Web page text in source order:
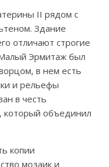
II рядом с
Здание
отличают строгие
Эрмитаж был
в нем есть
и рельефы
в честь
который объединил
копии
мозаик и